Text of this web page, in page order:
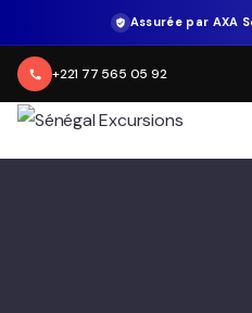
Assurée par AXA
+221 77 565 05 92